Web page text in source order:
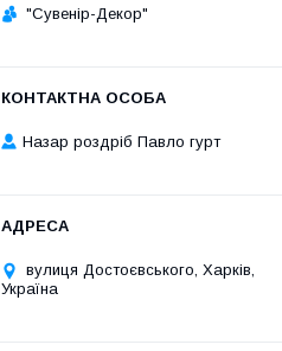
"Сувенір-Декор"
Назар роздріб Павло гурт
вулиця Достоєвського, Харків,
Україна